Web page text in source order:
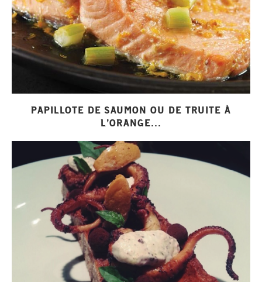
PAPILLOTE DE SAUMON OU DE TRUITE À
L’ORANGE...